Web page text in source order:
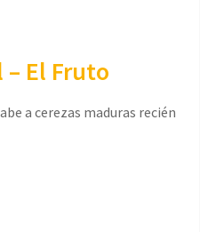
El Fruto
a cerezas maduras recién